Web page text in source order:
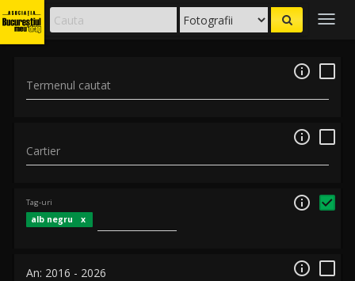
Termenul cautat

Cartier

alb negru
Tag-uri 
An: 2016 - 2026 